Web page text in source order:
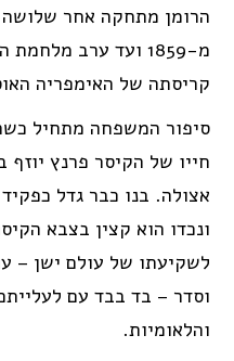
הרומן מתחקה אחר
מ-1859 ועד ערב
קריסתה של האימפריה
סיפור המשפחה מתחיל
חייו של הקיסר פרנץ יוזף
אצולה. בנו כבר גדל
ונכדו הוא קצין בצבא
לשקיעתו של עולם ישן –
וסדר – בד בבד עם
והלאומיות.